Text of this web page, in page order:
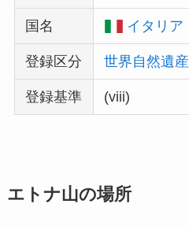
国名 イタリア
登録区分 世界自然遺産
登録基準 (viii)
エトナ山の場所